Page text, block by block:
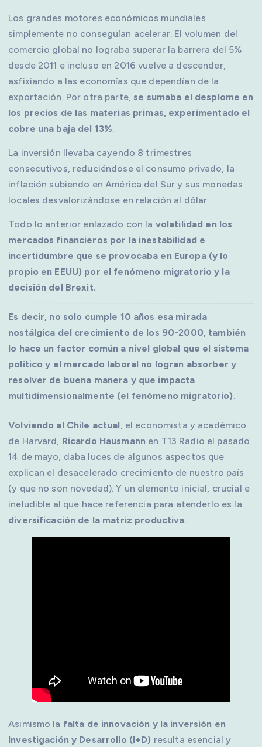
Los grandes motores económicos mundiales
simplemente no conseguían acelerar. El volumen del
comercio global no lograba superar la barrera del 5%
desde 2011 e incluso en 2016 vuelve a descender,
asfixiando a las economías que dependían de la
exportación. Por otra parte, se sumaba el desplome en
los precios de las materias primas, experimentado el
cobre una baja del 13%.
La inversión llevaba cayendo 8 trimestres
consecutivos, reduciéndose el consumo privado, la
inflación subiendo en América del Sur y sus monedas
locales desvalorizándose en relación al dólar.
Todo lo anterior enlazado con la volatilidad en los
mercados financieros por la inestabilidad e
incertidumbre que se provocaba en Europa (y lo
propio en EEUU) por el fenómeno migratorio y la
decisión del Brexit.
Es decir, no solo cumple 10 años esa mirada
nostálgica del crecimiento de los 90-2000, también
lo hace un factor común a nivel global que el sistema
político y el mercado laboral no logran absorber y
resolver de buena manera y que impacta
multidimensionalmente (el fenómeno migratorio).
Volviendo al Chile actual, el economista y académico
de Harvard, Ricardo Hausmann en T13 Radio el pasado
14 de mayo, daba luces de algunos aspectos que
explican el desacelerado crecimiento de nuestro país
(y que no son novedad). Y un elemento inicial, crucial e
ineludible al que hace referencia para atenderlo es la
diversificación de la matriz productiva.
Asimismo la falta de innovación y la inversión en
Investigación y Desarrollo (I+D) resulta esencial y